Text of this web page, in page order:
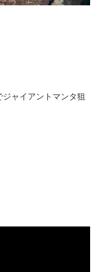
ャイアントマンタ狙